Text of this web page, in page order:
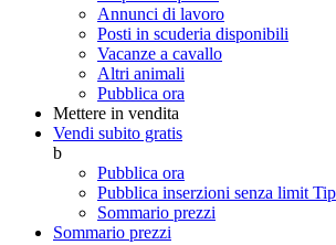
Annunci di lavoro
Posti in scuderia disponibili
Vacanze a cavallo
Altri animali
Pubblica ora
Mettere in vendita
Vendi subito gratis
b
Pubblica ora
Pubblica inserzioni senza limit
Sommario prezzi
Sommario prezzi